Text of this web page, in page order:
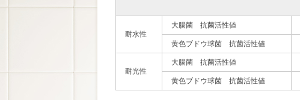
耐水性
大腸菌 抗菌活性値
黄色ブドウ球菌 抗菌活性値
耐光性
大腸菌 抗菌活性値
黄色ブドウ球菌 抗菌活性値